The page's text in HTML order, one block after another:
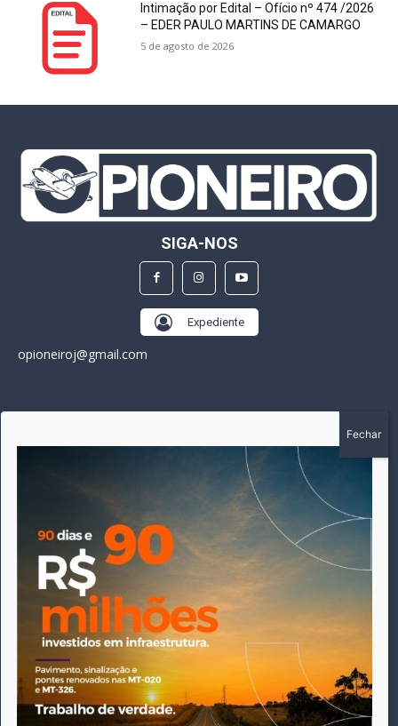
Intimação por Edital – Ofício nº 474 /2026
– EDER PAULO MARTINS DE CAMARGO
5 de agosto de 2026
SIGA-NOS
Expediente
opioneiroj@gmail.com
A história do Pioneiro inicia em fevereiro de 2005 em
Canarana - MT, na época, como um jornal impresso semanal,
que chegou a possuir mil assinantes. Durante 15 anos, foram
publicadas 691 edições que narraram os acontecimentos
políticos, policiais e cotidianos de Canarana e região. Fiel a sua
origem, pautado sempre pela busca incessante da
imparcialidade, faz jus a sua logo, com o característico "avião
da praça" de Canarana, sendo o símbolo do
comprometimento deste veículo de comunicação com o
relato dos fatos neste município. Em 06 de dezembro de 2019
circulou a última edição impressa do jornal, que desde então
tem veiculação exclusivamente online.